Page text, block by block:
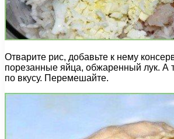
Отварите рис, добавьте к нему
порезанные яйца, обжаренный лук. А
по вкусу. Перемешайте.